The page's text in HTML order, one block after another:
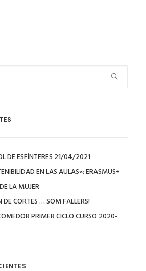
DE ESFÍNTERES 21/04/2021
EN LAS AULAS»: ERASMUS+
LA MUJER
DE CORTES … SOM FALLERS!
PRIMER CICLO CURSO 2020-